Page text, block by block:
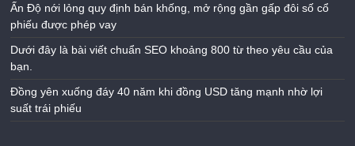
Ấn Độ nới lỏng quy định bán khống, mở rộng gần gấp đôi số cổ
phiếu được phép vay
Dưới đây là bài viết chuẩn SEO khoảng 800 từ theo yêu cầu của
bạn.
Đồng yên xuống đáy 40 năm khi đồng USD tăng mạnh nhờ lợi
suất trái phiếu